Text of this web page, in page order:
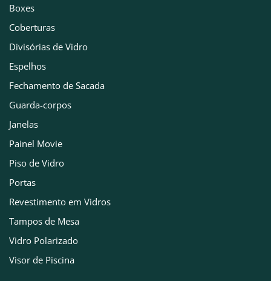
Boxes
Coberturas
Divisórias de Vidro
Espelhos
Fechamento de Sacada
Guarda-corpos
Janelas
Painel Movie
Piso de Vidro
Portas
Revestimento em Vidros
Tampos de Mesa
Vidro Polarizado
Visor de Piscina